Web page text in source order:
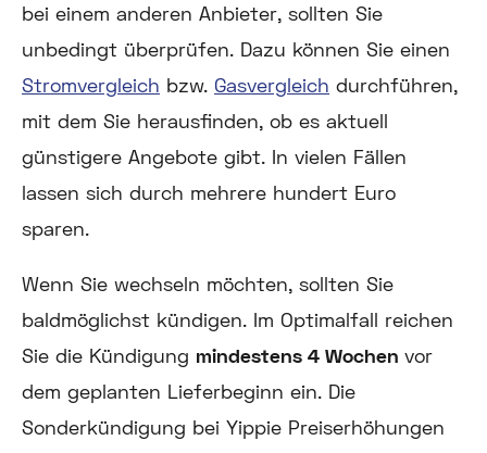
bei einem anderen Anbieter, sollten Sie
unbedingt überprüfen. Dazu können Sie einen
Stromvergleich bzw. Gasvergleich durchführen,
mit dem Sie herausfinden, ob es aktuell
günstigere Angebote gibt. In vielen Fällen
lassen sich durch mehrere hundert Euro
sparen.
Wenn Sie wechseln möchten, sollten Sie
baldmöglichst kündigen. Im Optimalfall reichen
Sie die Kündigung mindestens 4 Wochen vor
dem geplanten Lieferbeginn ein. Die
Sonderkündigung bei Yippie Preiserhöhungen